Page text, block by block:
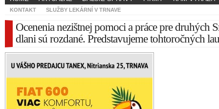
KONTAKT SLUŽBY LEKÁRNÍ V TRNAVE
Ocenenia nezištnej pomoci a práce pre druhých
dlani sú rozdané. Predstavujeme tohtoročných
Takmer 40 silných príbehov nezištnej pomoci a práce
komunity – toľko ich vo štvrtok 27. novembra mohli
účastníci slávnostného podujatia spojeného s
ocenení Srdce na dlani 2025 v Trnavskom kraji.
v dome kultúry v Skalici.